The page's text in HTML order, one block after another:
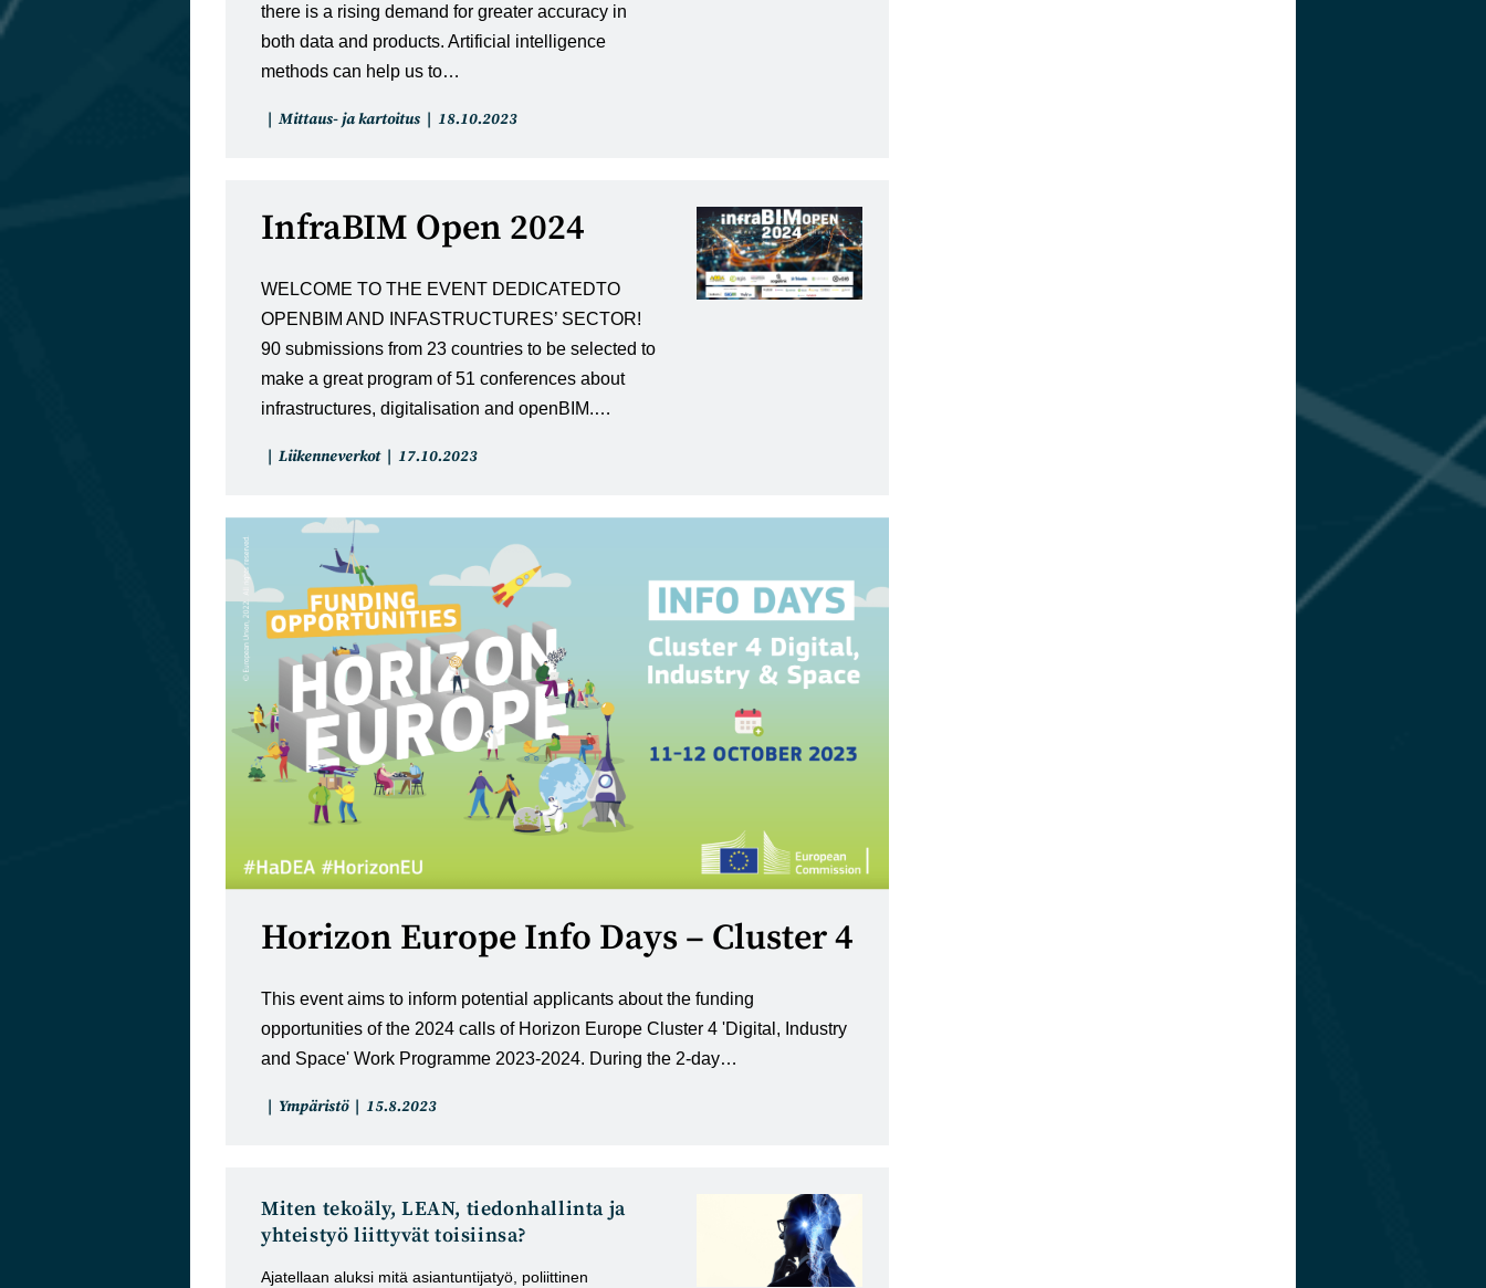
there is a rising demand for greater accuracy in
both data and products. Artificial intelligence
methods can help us to…
Artikkelin
Mittaus- ja kartoitus
Artikkeli
18.10.2023
InfraBIM Open 2024
WELCOME TO THE EVENT DEDICATEDTO
OPENBIM AND INFASTRUCTURES’ SECTOR!
90 submissions from 23 countries to be selected to
make a great program of 51 conferences about
infrastructures, digitalisation and openBIM.…
Artikkelin
Liikenneverkot
Artikkeli
17.10.2023
Horizon Europe Info Days – Cluster 4
This event aims to inform potential applicants about the funding
opportunities of the 2024 calls of Horizon Europe Cluster 4 'Digital, Industry
and Space' Work Programme 2023-2024. During the 2-day…
Artikkelin
Ympäristö
Artikkeli
15.8.2023
Miten tekoäly, LEAN, tiedonhallinta ja
yhteistyö liittyvät toisiinsa?
Ajatellaan aluksi mitä asiantuntijatyö, poliittinen